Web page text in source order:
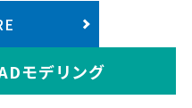
モデリング